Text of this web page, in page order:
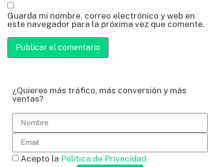
Guarda mi nombre, correo electrónico y web en
este navegador para la próxima vez que comente.
¿Quieres más tráfico, más conversión y más
ventas?
Acepto la Política de Privacidad